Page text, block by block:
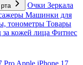
Очки Зеркала
Машинки для
тонометры Товары
за кожей лица Фитнес
Pro Apple iPhone 17